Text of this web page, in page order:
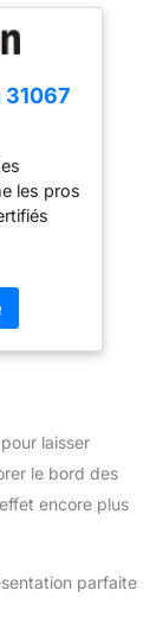
: ses
une
appui
sans
pour
vos
: il se
après
prêt
31067
les pros
laisser
le bord des
encore plus
parfaite